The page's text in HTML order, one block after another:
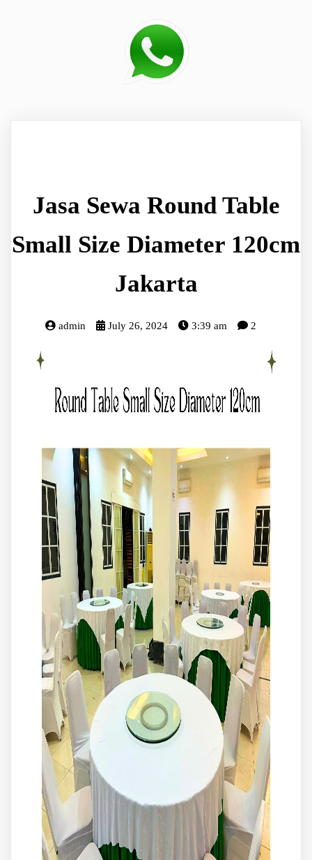
Jasa Sewa Round Table
Small Size Diameter 120cm
Jakarta
admin July 26, 2024 3:39 am 2